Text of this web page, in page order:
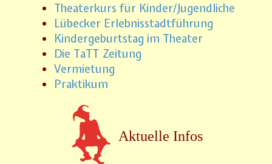
Theaterkurs für Kinder/Jugendliche
Lübecker Erlebnisstadtführung
Kindergeburtstag im Theater
Die TaTT Zeitung
Vermietung
Praktikum
Aktuelle Infos